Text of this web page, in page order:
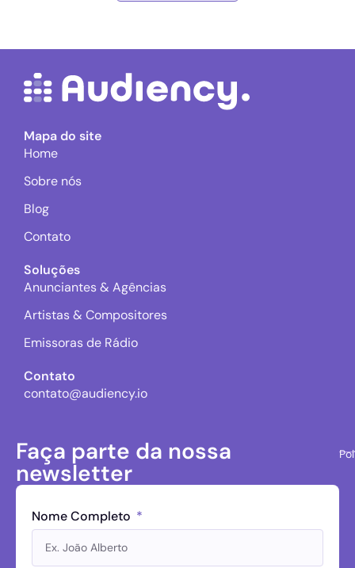
Mapa do site
Home
Sobre nós
Blog
Contato
Soluções
Anunciantes & Agências
Artistas & Compositores
Emissoras de Rádio
Contato
contato@audiency.io
Faça parte da nossa
newsletter
Nome Completo